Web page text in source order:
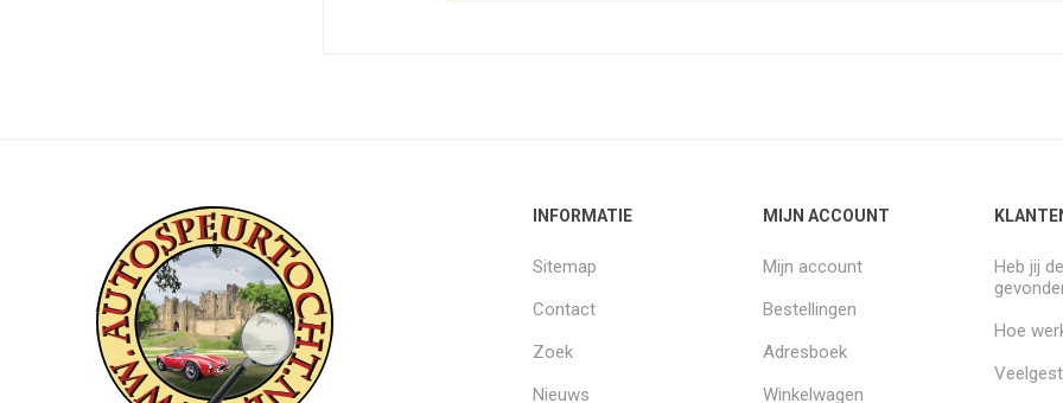
INFORMATIE
Sitemap
Contact
Zoek
Nieuws
MIJN ACCOUNT
Mijn account
Bestellingen
Adresboek
Winkelwagen
Heb jij
Hoe